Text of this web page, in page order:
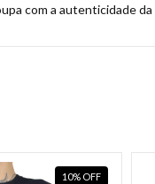
com a autenticidade da
10% OFF